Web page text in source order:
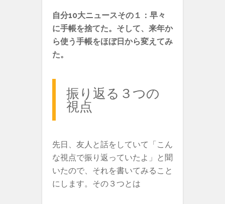
自分10大ニュースその１：早々
に手帳を捨てた。そして、来年か
ら使う手帳をほぼ日から変えてみ
た。
振り返る３つの
視点
先日、友人と話をしていて「こん
な視点で振り返っていたよ」と聞
いたので、それを書いてみること
にします。その３つとは